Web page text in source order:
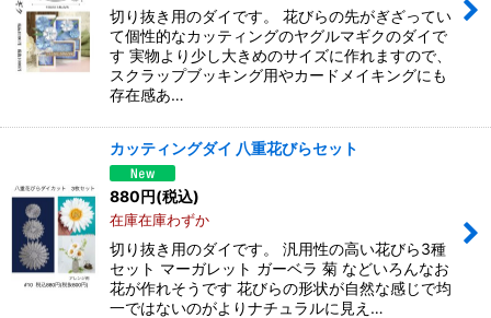
切り抜き用のダイです。 花びらの先がぎざってい
て個性的なカッティングのヤグルマギクのダイで
す 実物より少し大きめのサイズに作れますので、
スクラップブッキング用やカードメイキングにも
存在感あ…
カッティングダイ 八重花びらセット
880円(税込)
在庫在庫わずか
切り抜き用のダイです。 汎用性の高い花びら3種
セット マーガレット ガーベラ 菊 などいろんなお
花が作れそうです 花びらの形状が自然な感じで均
一ではないのがよりナチュラルに見え…